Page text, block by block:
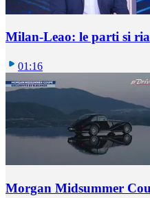
Milan-Leao: le parti si
01:16
Morgan Midsummer